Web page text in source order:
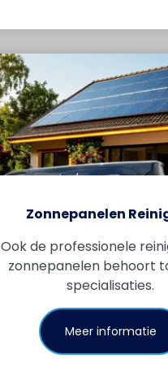
Zonnepanelen
Ook de professionele
zonnepanelen behoort
specialisaties.
Meer informatie